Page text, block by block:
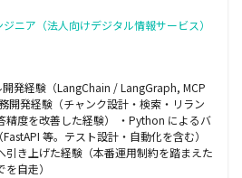
ニア（法人向けデジタル情報サービス）
開発経験（LangChain / LangGraph, MCP
開発経験（チャンク設計・検索・リラン
精度を改善した経験） ・Python によるバ
等。テスト設計・自動化を含む）
引き上げた経験（本番運用制約を踏まえた
自走）